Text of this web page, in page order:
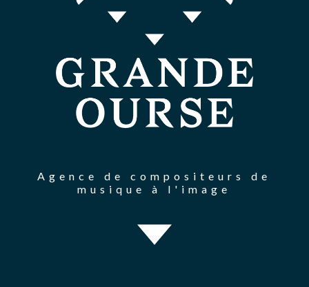
Agence de compositeurs de
musique à l'image